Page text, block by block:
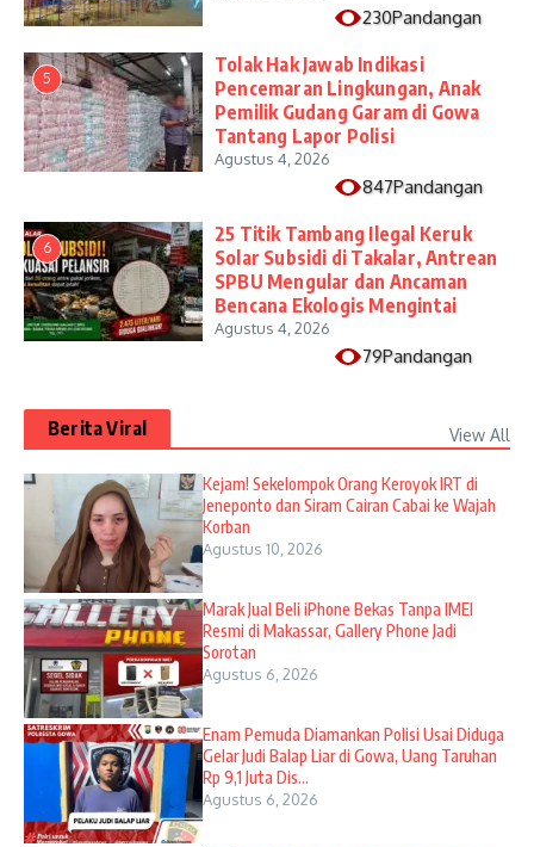
230Pandangan
5
Tolak Hak Jawab Indikasi
Pencemaran Lingkungan, Anak
Pemilik Gudang Garam di Gowa
Tantang Lapor Polisi
Agustus 4, 2026
847Pandangan
6
25 Titik Tambang Ilegal Keruk
Solar Subsidi di Takalar, Antrean
SPBU Mengular dan Ancaman
Bencana Ekologis Mengintai
Agustus 4, 2026
79Pandangan
Berita Viral View All
Kejam! Sekelompok Orang Keroyok IRT di
Jeneponto dan Siram Cairan Cabai ke Wajah
Korban
Agustus 10, 2026
​Marak Jual Beli iPhone Bekas Tanpa IMEI
Resmi di Makassar, Gallery Phone Jadi
Sorotan
Agustus 6, 2026
Enam Pemuda Diamankan Polisi Usai Diduga
Gelar Judi Balap Liar di Gowa, Uang Taruhan
Rp 9,1 Juta Dis...
Agustus 6, 2026